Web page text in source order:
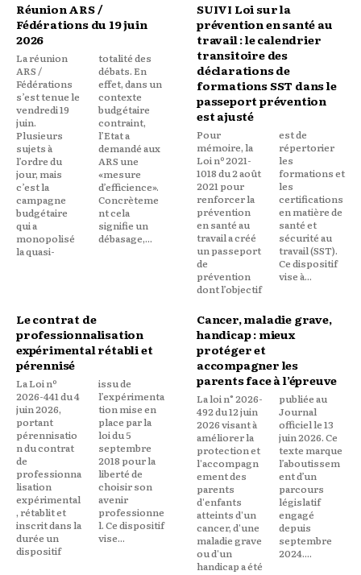
Réunion ARS /
Fédérations du 19 juin
2026
La réunion
ARS /
Fédérations
s’est tenue le
vendredi 19
juin.
Plusieurs
sujets à
l’ordre du
jour, mais
c’est la
campagne
budgétaire
qui a
monopolisé
la quasi-
totalité des
débats. En
effet, dans un
contexte
budgétaire
contraint,
l’Etat a
demandé aux
ARS une
«mesure
d’efficience».
Concrèteme
nt cela
signifie un
débasage,...
SUIVI Loi sur la
prévention en santé au
travail : le calendrier
transitoire des
déclarations de
formations SST dans le
passeport prévention
est ajusté
Pour
mémoire, la
Loi nº 2021-
1018 du 2 août
2021 pour
renforcer la
prévention
en santé au
travail a créé
un passeport
de
prévention
dont l’objectif
est de
répertorier
les
formations et
les
certifications
en matière de
santé et
sécurité au
travail (SST).
Ce dispositif
vise à...
Le contrat de
professionnalisation
expérimental rétabli et
pérennisé
La Loi nº
2026-441 du 4
juin 2026,
portant
pérennisatio
n du contrat
de
professionna
lisation
expérimental
, rétablit et
inscrit dans la
durée un
dispositif
issu de
l’expérimenta
tion mise en
place par la
loi du 5
septembre
2018 pour la
liberté de
choisir son
avenir
professionne
l. Ce dispositif
vise...
Cancer, maladie grave,
handicap : mieux
protéger et
accompagner les
parents face à l’épreuve
La loi n° 2026-
492 du 12 juin
2026 visant à
améliorer la
protection et
l'accompagn
ement des
parents
d'enfants
atteints d'un
cancer, d'une
maladie grave
ou d'un
handicap a été
publiée au
Journal
officiel le 13
juin 2026. Ce
texte marque
l’aboutissem
ent d’un
parcours
législatif
engagé
depuis
septembre
2024....